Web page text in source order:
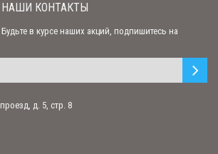
2 295.00 р.
Чудотворец" (арт. ДТ-06-3С)
3 510.00 р.
триптих "Богоматерь Казанская, Спаситель,
НАШИ КОНТАКТЫ
Будьте в курсе наших акций, подпишитесь на
д. 5, стр. 8